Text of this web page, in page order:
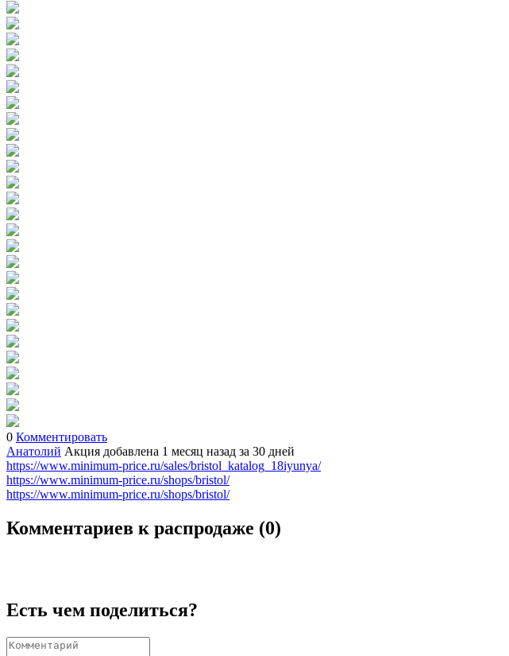
0 Комментировать
Анатолий Акция добавлена 1 месяц назад за 30 дней
https://www.minimum-price.ru/sales/bristol_katalog_18iyunya/
https://www.minimum-price.ru/shops/bristol/
https://www.minimum-price.ru/shops/bristol/
Комментариев к распродаже (0)
Есть чем поделиться?